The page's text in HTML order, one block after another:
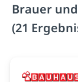
Brauer
(21